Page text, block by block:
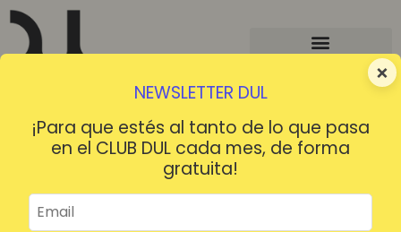
×
NEWSLETTER DUL
¡Para que estés al tanto de lo que pasa
en el CLUB DUL cada mes, de forma
gratuita!
¡HOLA!